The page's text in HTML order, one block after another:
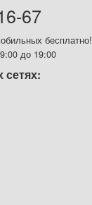
67
бесплатно!
до 19:00